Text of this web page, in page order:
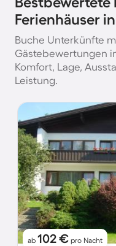
Ferienhäuser
Buche Unterkünfte
Gästebewertungen
Komfort, Lage,
Leistung.
ab 102 € pro Nacht